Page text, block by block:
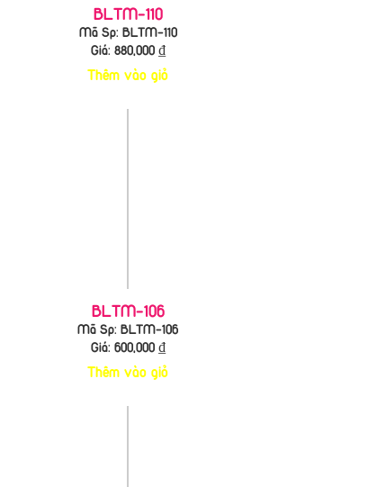
BLTM-110
Mã Sp: BLTM-110
Giá: 880,000₫
Thêm vào giỏ
BLTM-106
Mã Sp: BLTM-106
Giá: 600,000₫
Thêm vào giỏ